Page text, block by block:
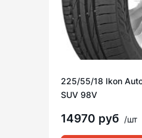
225/55/18 Ikon
SUV 98V
14970 руб /шт